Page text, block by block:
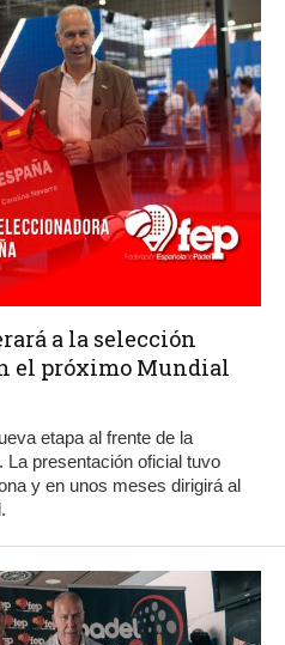
a la selección
el próximo Mundial
etapa al frente de la
presentación oficial tuvo
y en unos meses dirigirá al